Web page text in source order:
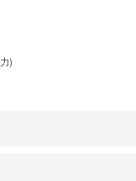
)